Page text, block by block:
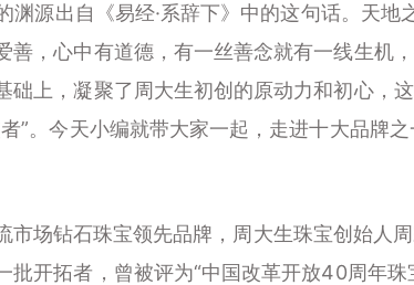
渊源出自《易经·系辞下》中的这句话。天地
善，心中有道德，有一丝善念就有一线生机
础上，凝聚了周大生初创的原动力和初心，
”。今天小编就带大家一起，走进十大品牌
场钻石珠宝领先品牌，周大生珠宝创始人
批开拓者，曾被评为“中国改革开放40周年珠